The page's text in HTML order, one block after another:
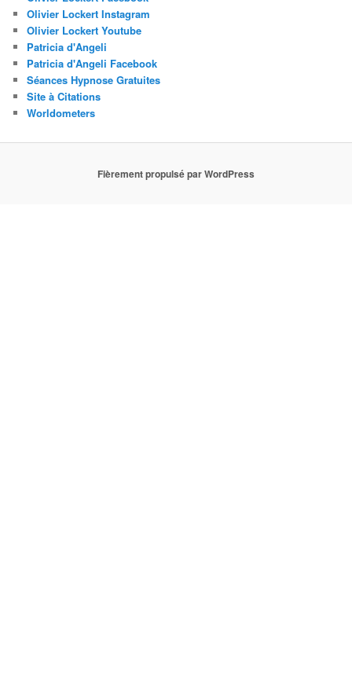
Olivier Lockert Instagram
Olivier Lockert Youtube
Patricia d'Angeli
Patricia d'Angeli Facebook
Séances Hypnose Gratuites
Site à Citations
Worldometers
Fièrement propulsé par WordPress